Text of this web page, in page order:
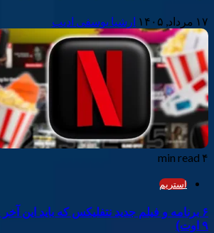
۱۷ مرداد, ۱۴۰۵ ارشیا یوسفی ادیب
۴ min read
استریم
۹ اوت)